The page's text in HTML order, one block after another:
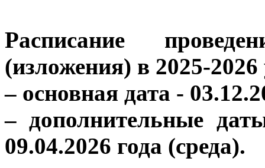
Расписание
(изложения) в 2025-
– основная дата -
– дополнительные
09.04.2026 года (среда).